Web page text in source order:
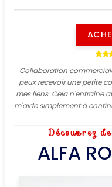
Collaboration
peux recevoir une petite
mes liens. Cela n'entraîne
m'aide simplement à
Découvrez
ALFA